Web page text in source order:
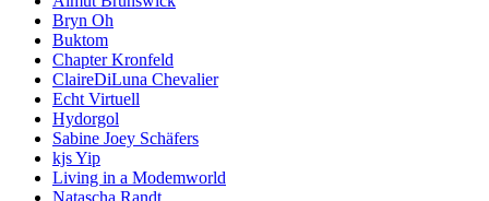
Bryn Oh
Buktom
Chapter Kronfeld
ClaireDiLuna Chevalier
Echt Virtuell
Hydorgol
Sabine Joey Schäfers
kjs Yip
Living in a Modemworld
Natascha Randt